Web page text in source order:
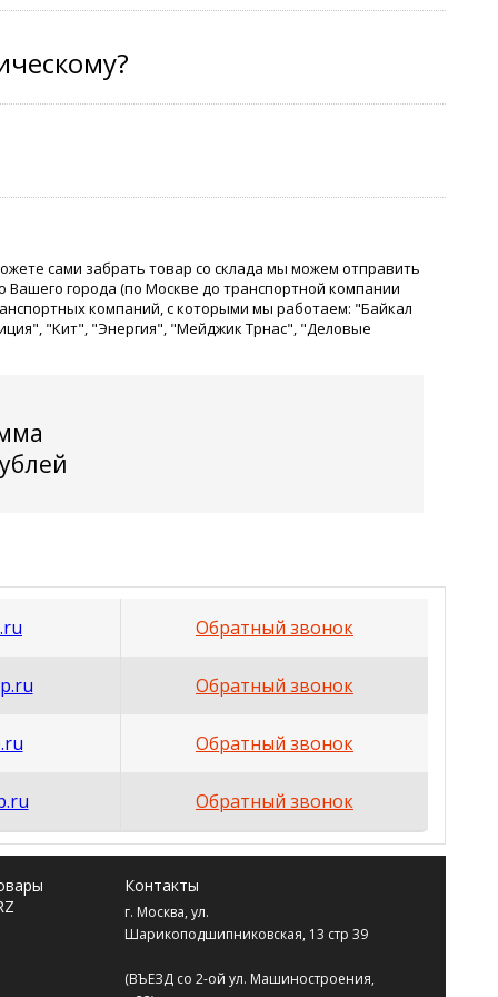
сами забрать товар со склада мы можем отправить
Вашего города (по Москве до транспортной компании
компаний, с которыми мы работаем: "Байкал
"Кит", "Энергия", "Мейджик Трнас", "Деловые
Обратный звонок
Обратный звонок
Обратный звонок
Обратный звонок
Контакты
г. Москва, ул.
Шарикоподшипниковская, 13 стр 39
(ВЪЕЗД со 2-ой ул. Машиностроения,